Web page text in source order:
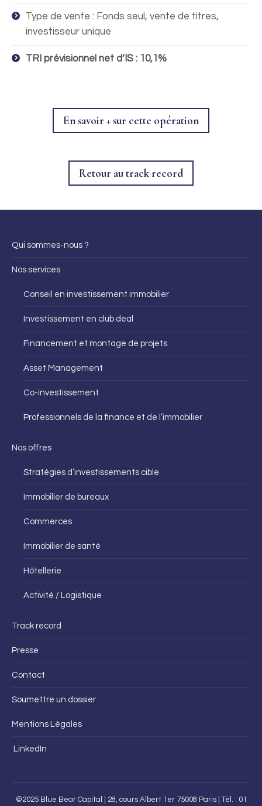
Type de vente : Fonds seul, vente de titres,
investisseur unique
TRI prévisionnel net d’IS : 10,1%
En savoir + sur cette opération
Retour au track record
Qui sommes-nous ?
Nos services
Conseil en investissement immobilier
Investissement en club deal
Financement et montage de projets
Asset Management
Co-investissement
Professionnels de la finance et de l’immobilier
Nos offres
Stratégies d’investissements cible
Immobilier de bureaux
Commerces
Immobilier de santé
Hôtellerie
Activité / Logistique
Track record
Presse
Contact
Soumettre un dossier
Mentions Légales
LinkedIn
©2025 Blue Bear Capital | 28, cours Albert 1er 75008 Paris | Tél. : 01